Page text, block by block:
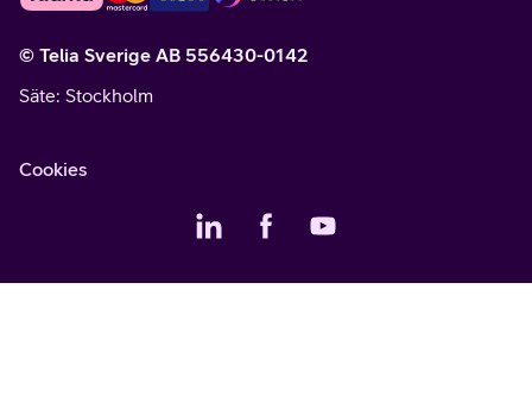
© Telia Sverige AB 556430-0142
Säte: Stockholm
Cookies